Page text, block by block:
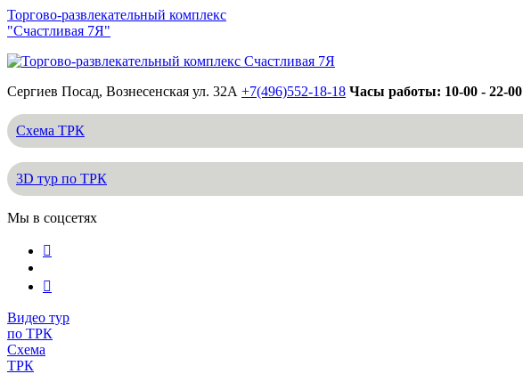
Торгово-развлекательный комплекс
"Счастливая 7Я"
Сергиев Посад, Вознесенская ул. 32А +7(496)552-18-18 Часы работы: 10-00 - 22-00
Схема ТРК
3D тур по ТРК
Мы в соцсетях
Видео тур
по ТРК
Схема
ТРК